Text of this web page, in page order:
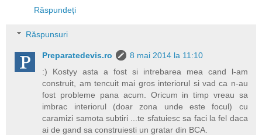
Răspundeți
Răspunsuri
Preparatedevis.ro
8 mai 2014 la 11:10
:) Kostyy asta a fost si intrebarea mea cand l-am
construit, am tencuit mai gros interiorul si vad ca n-au
fost probleme pana acum. Oricum in timp vreau sa
imbrac interiorul (doar zona unde este focul) cu
caramizi samota subtiri ...te sfatuiesc sa faci la fel daca
ai de gand sa construiesti un gratar din BCA.